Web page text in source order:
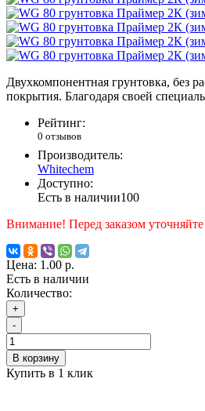
Двухкомпонентная грунтовка, без
покрытия. Благодаря своей
Рейтинг:
0 отзывов
Производитель:
Whitechem
Доступно:
Есть в наличии100
Внимание! Перед заказом
Цена: 1.00 р.
Есть в наличии
Количество:
+
-
В корзину
Купить в 1 клик